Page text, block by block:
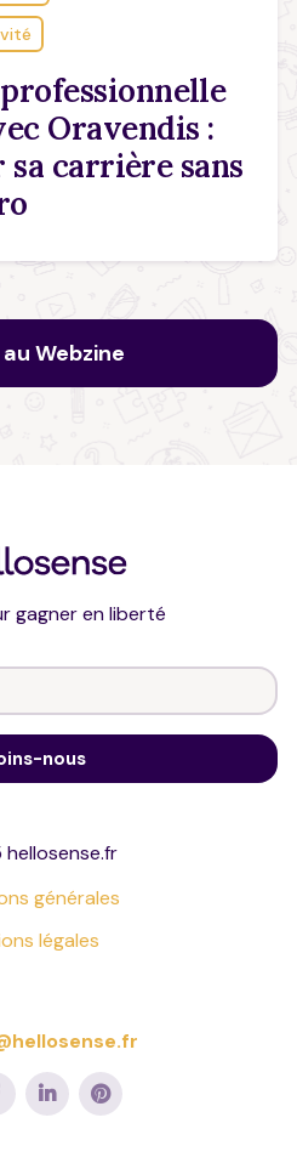
Oravendis :
carrière sans
Webzine
générales
légales
gagner en liberté
 